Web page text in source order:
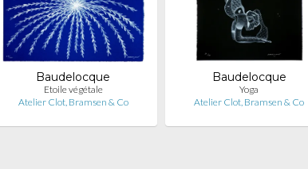
Baudelocque
Etoile végétale
Atelier Clot, Bramsen & Co
Baudelocque
Yoga
Atelier Clot, Bramsen & Co